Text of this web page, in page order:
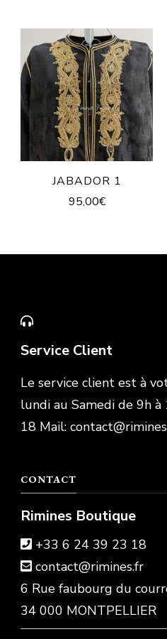
JABADOR 1
95,00€
Service Client
Le service client est à
lundi au Samedi de 9h
18 Mail:
CONTACT
Rimines Boutique
+33 6 24 39 23 18
contact@rimines.fr
6 Rue faubourg du
34 000 MONTPELLIER